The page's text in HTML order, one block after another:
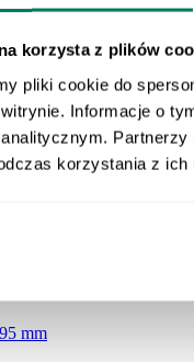
korzysta z plików
pliki cookie do
Informacje o
korzystania z ich
mm